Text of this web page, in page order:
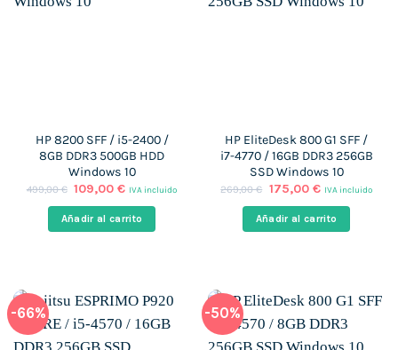
HP 8200 SFF / i5-2400 /
8GB DDR3 500GB HDD
Windows 10
499,00€ El
original
era:
109,00€El
actual
es:
IVA incluido
Añadir al carrito
HP EliteDesk 800 G1 SFF /
i7-4770 / 16GB DDR3 256GB
SSD Windows 10
269,00€ El
original
era:
175,00 €El
actual
es:
IVA incluido
Añadir al carrito
-66% -50%